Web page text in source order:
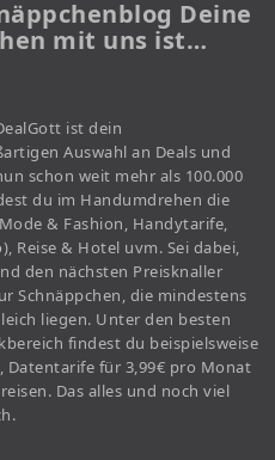
Deine
mit uns ist…
ist dein
Auswahl an Deals und
schon weit mehr als 100.000
du im Handumdrehen die
& Fashion, Handytarife,
Reise & Hotel uvm. Sei dabei,
den nächsten Preisknaller
Schnäppchen, die mindestens
liegen. Unter den besten
findest du beispielsweise
für 3,99€ pro Monat
Das alles und noch viel